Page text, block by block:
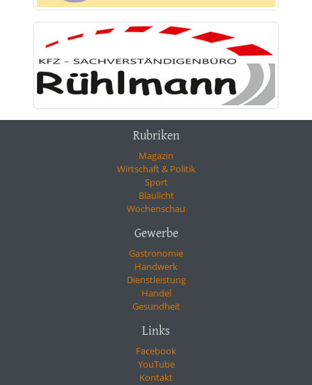
Rubriken
Magazin
Wirtschaft & Politik
Sport
Blaulicht
Wochenschau
Gewerbe
Gastronomie
Handwerk
Dienstleistung
Handel
Gesundheit
Links
Facebook
YouTube
Kontakt